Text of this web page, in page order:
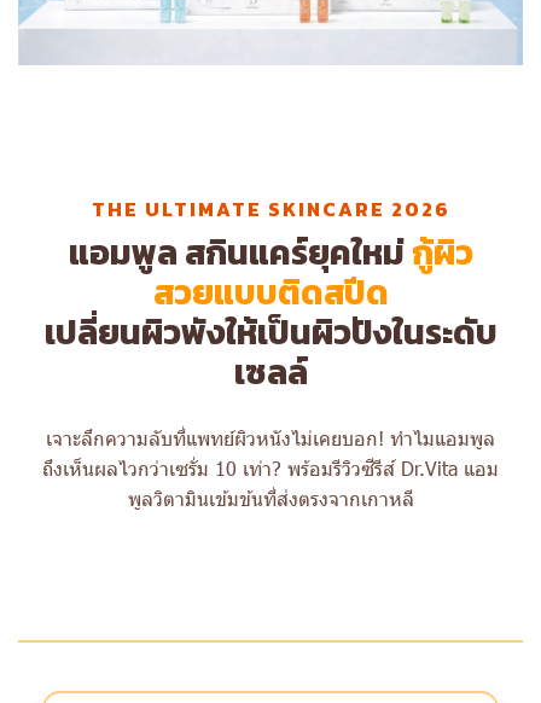
THE ULTIMATE SKINCARE 2026
แอมพูล สกินแคร์ยุคใหม่กู้ผิว
สวยแบบติดสปีด
เปลี่ยนผิวพังให้เป็นผิวปังในระดับ
เซลล์
เจาะลึกความลับที่แพทย์ผิวหนังไม่เคยบอก! ทำไมแอมพูล
ถึงเห็นผลไวกว่าเซรั่ม 10 เท่า? พร้อมรีวิวซีรีส์ Dr.Vita แอม
พูลวิตามินเข้มข้นที่ส่งตรงจากเกาหลี